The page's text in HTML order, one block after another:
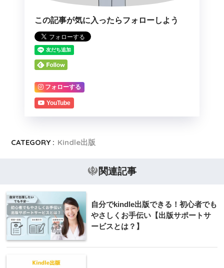
この記事が気に入ったらフォローしよう
フォローする
YouTube
CATEGORY : Kindle出版
関連記事
自分でkindle出版できる！初心者でも
やさしくお手伝い【出版サポートサ
ービスとは？】